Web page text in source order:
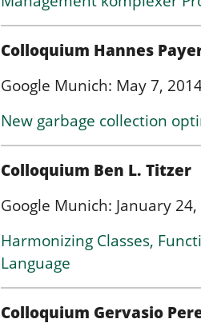
Colloquium Hannes
Google Munich: May 7,
New garbage collection
Colloquium Ben L. Titzer
Google Munich: January
Harmonizing Classes,
Language
Colloquium Gervasio